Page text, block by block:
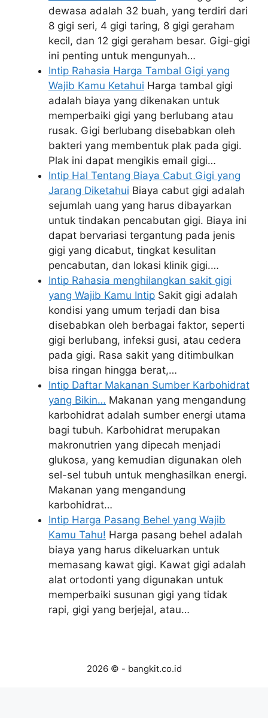
dewasa adalah 32 buah, yang terdiri dari
8 gigi seri, 4 gigi taring, 8 gigi geraham
kecil, dan 12 gigi geraham besar. Gigi-gigi
ini penting untuk mengunyah…
Intip Rahasia Harga Tambal Gigi yang
Wajib Kamu Ketahui Harga tambal gigi
adalah biaya yang dikenakan untuk
memperbaiki gigi yang berlubang atau
rusak. Gigi berlubang disebabkan oleh
bakteri yang membentuk plak pada gigi.
Plak ini dapat mengikis email gigi…
Intip Hal Tentang Biaya Cabut Gigi yang
Jarang Diketahui Biaya cabut gigi adalah
sejumlah uang yang harus dibayarkan
untuk tindakan pencabutan gigi. Biaya ini
dapat bervariasi tergantung pada jenis
gigi yang dicabut, tingkat kesulitan
pencabutan, dan lokasi klinik gigi.…
Intip Rahasia menghilangkan sakit gigi
yang Wajib Kamu Intip Sakit gigi adalah
kondisi yang umum terjadi dan bisa
disebabkan oleh berbagai faktor, seperti
gigi berlubang, infeksi gusi, atau cedera
pada gigi. Rasa sakit yang ditimbulkan
bisa ringan hingga berat,…
Intip Daftar Makanan Sumber Karbohidrat
yang Bikin… Makanan yang mengandung
karbohidrat adalah sumber energi utama
bagi tubuh. Karbohidrat merupakan
makronutrien yang dipecah menjadi
glukosa, yang kemudian digunakan oleh
sel-sel tubuh untuk menghasilkan energi.
Makanan yang mengandung
karbohidrat…
Intip Harga Pasang Behel yang Wajib
Kamu Tahu! Harga pasang behel adalah
biaya yang harus dikeluarkan untuk
memasang kawat gigi. Kawat gigi adalah
alat ortodonti yang digunakan untuk
memperbaiki susunan gigi yang tidak
rapi, gigi yang berjejal, atau…
2026 © - bangkit.co.id